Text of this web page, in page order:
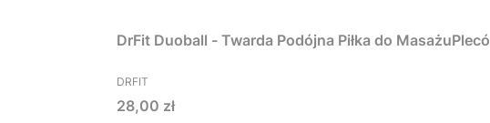
DrFit Duoball - Twarda Podójna Piłka do
PRODUCENT
DRFIT
Cena
28,00 zł